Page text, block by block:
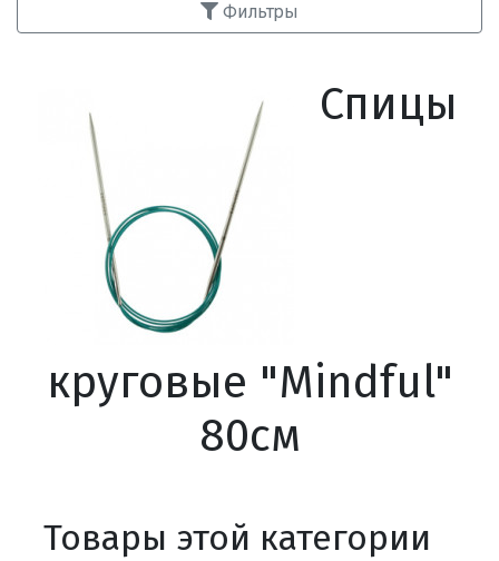
Фильтры
Спицы
круговые "Mindful"
80см
Товары этой категории